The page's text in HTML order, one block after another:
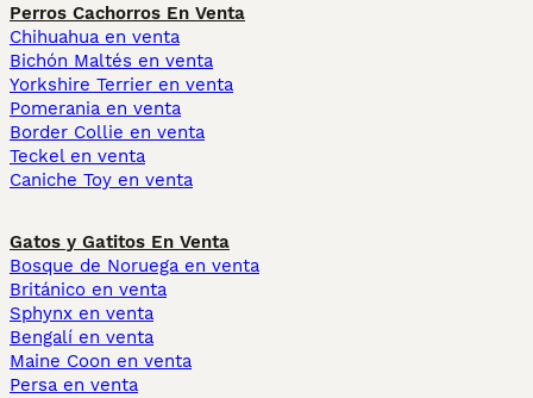
Perros Cachorros En Venta
Chihuahua en venta
Bichón Maltés en venta
Yorkshire Terrier en venta
Pomerania en venta
Border Collie en venta
Teckel en venta
Caniche Toy en venta
Gatos y Gatitos En Venta
Bosque de Noruega en venta
Británico en venta
Sphynx en venta
Bengalí en venta
Maine Coon en venta
Persa en venta